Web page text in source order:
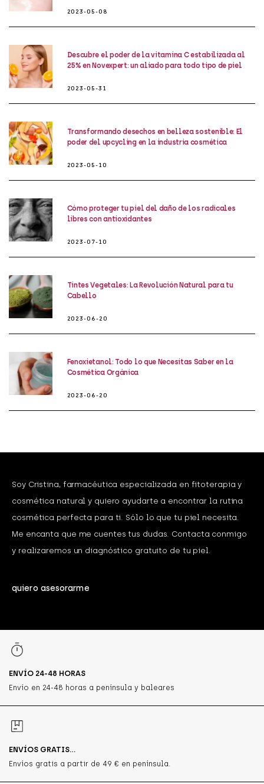
2023-05-08
Descubre el poder de la vitamina C estabilizada al
25% en Novexpert: un aliado para todo tipo de piel
2023-05-31
Transformando desechos en belleza sostenible: El
poder del upcycling en la industria cosmética
2023-05-10
Cómo proteger tu piel del daño de los radicales
libres con antioxidantes
2023-07-10
Tintes Vegetales: La Revolución Natural para tu
Cabello
2023-06-20
Fenoxietanol: Todo lo que Necesitas Saber en la
Cosmética Orgánica
2023-06-20
Soy Cristina, farmacéutica especializada en fitoterapia y
cosmética natural y quiero ayudarte a encontrar la rutina
cosmética perfecta para ti. Sólo lo que tu piel necesita.
Me encanta que me cuentes tus dudas. Contacta conmigo
y realizaremos un diagnóstico gratuito de tu piel.
quiero asesorarme
ENVÍO 24-48 HORAS
Envío en 24-48 horas a península y baleares
ENVÍOS GRATIS...
Envíos gratis a partir de 49 € en península.